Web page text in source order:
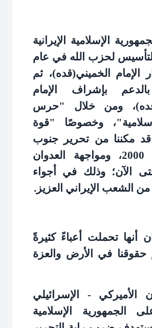
الإسلامية الإيرانية
لحزب الله في عام
بقرار الإمام الخميني(قده)، ثم
بالدعم بإشراف الإمام
ومن خلال "حرس
وخصوصًا "قوة
مكننا من تحرير جنوب
لبنان عام 2000، ومواجهة العدوان
الآن؛ وذلك في أجواء
من الشعب الإيراني العزيز .
أنها تحملت أعباءً كثيرةً
حقوقنا في الأرض والعزة
الأميركي - الإسرائيلي
الجمهورية الإسلامية